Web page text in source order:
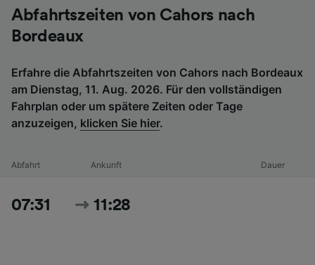
Abfahrtszeiten von Cahors nach
Bordeaux
Erfahre die Abfahrtszeiten von Cahors nach Bordeaux
am Dienstag, 11. Aug. 2026. Für den vollständigen
Fahrplan oder um spätere Zeiten oder Tage
anzuzeigen, klicken Sie hier.
Abfahrt Ankunft Dauer
07:31 11:28